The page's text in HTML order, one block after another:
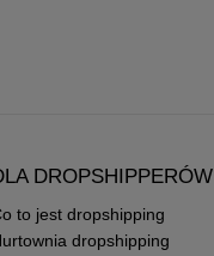
DROPSHIPPERÓW
to jest dropshipping
dropshipping